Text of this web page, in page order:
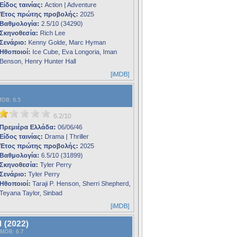
Είδος ταινίας: Action | Adventure
Έτος πρώτης προβολής: 2025
Βαθμολογία: 2.5/10 (34290)
Σκηνοθεσία: Rich Lee
Σενάριο: Kenny Golde, Marc Hyman
Ηθοποιοί: Ice Cube, Eva Longoria, Iman
Benson, Henry Hunter Hall
[iMDB]
: 6.5
6.2/10
Πρεμιέρα Ελλάδα: 06/06/46
Είδος ταινίας: Drama | Thriller
Έτος πρώτης προβολής: 2025
Βαθμολογία: 6.5/10 (31899)
Σκηνοθεσία: Tyler Perry
Σενάριο: Tyler Perry
Ηθοποιοί: Taraji P. Henson, Sherri Shepherd,
Teyana Taylor, Sinbad
[iMDB]
(2022)
: 6.7